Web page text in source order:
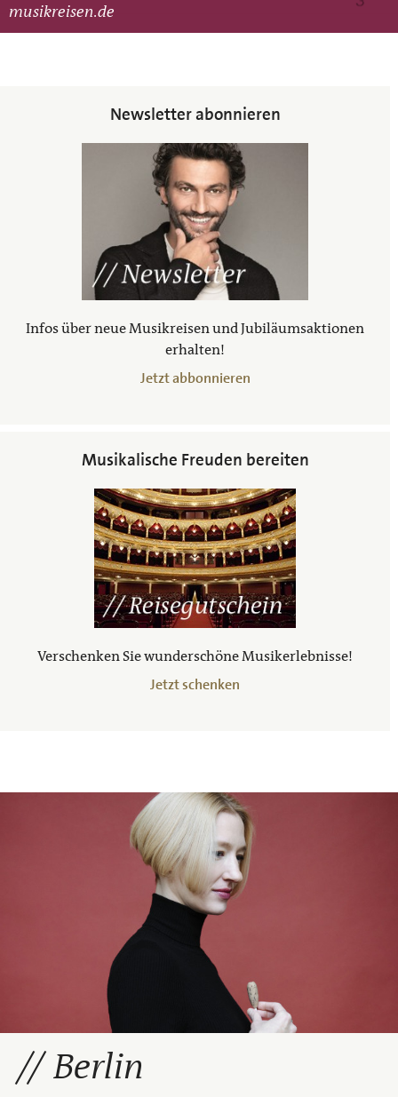
musikreisen.de
Newsletter abonnieren
Infos über neue Musikreisen und Jubiläumsaktionen
erhalten!
Jetzt abbonnieren
Musikalische Freuden bereiten
Verschenken Sie wunderschöne Musikerlebnisse!
Jetzt schenken
Berlin